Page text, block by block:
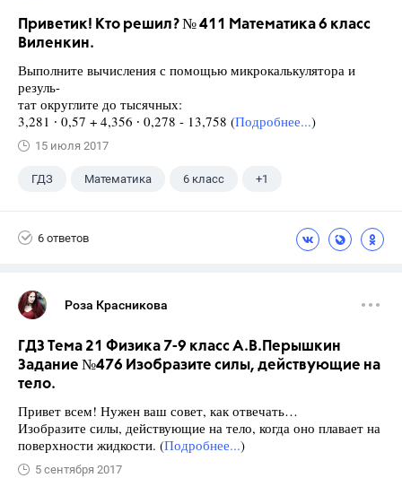
Приветик! Кто решил? № 411 Математика 6 класс
Виленкин.
Выполните вычисления с помощью микрокалькулятора и
резуль-
тат округлите до тысячных:
3,281 ∙ 0,57 + 4,356 ∙ 0,278 - 13,758 (Подробнее...)
15 июля 2017
ГДЗ Математика 6 класс +1
6 ответов
Роза Красникова
ГДЗ Тема 21 Физика 7-9 класс А.В.Перышкин
Задание №476 Изобразите силы, действующие на
тело.
Привет всем! Нужен ваш совет, как отвечать…
Изобразите силы, действующие на тело, когда оно плавает на
поверхности жидкости. (Подробнее...)
5 сентября 2017